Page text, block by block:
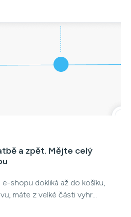
a zpět. Mějte celý
shopu dokliká až do košíku,
máte z velké části vyhr...